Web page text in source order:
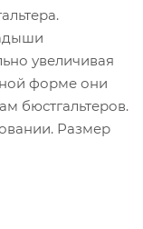
увеличивая
форме они
бюстгальтеров.
Размер